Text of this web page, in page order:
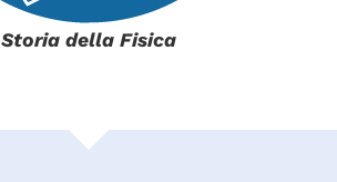
Storia della Fisica